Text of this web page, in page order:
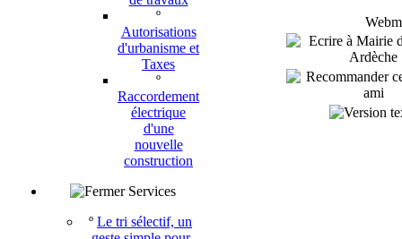
º
Autorisations
d'urbanisme et
Taxes
º
Raccordement
électrique
d'une
nouvelle
construction
Services
º Le tri sélectif, un